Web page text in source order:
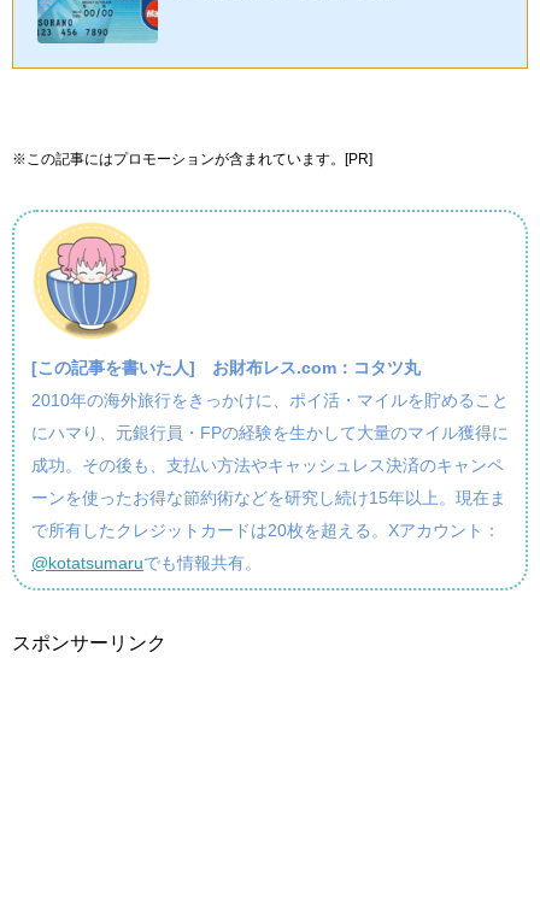
※この記事にはプロモーションが含まれています。[PR]
[この記事を書いた人] お財布レス.com：コタツ丸
2010年の海外旅行をきっかけに、ポイ活・マイルを貯めること
にハマり、元銀行員・FPの経験を生かして大量のマイル獲得に
成功。その後も、支払い方法やキャッシュレス決済のキャンペ
ーンを使ったお得な節約術などを研究し続け15年以上。現在ま
で所有したクレジットカードは20枚を超える。Xアカウント：
@kotatsumaruでも情報共有。
スポンサーリンク